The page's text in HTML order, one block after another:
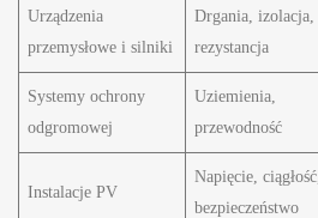
Urządzenia
przemysłowe i silniki
Drgania, izolacja,
rezystancja
Systemy ochrony
odgromowej
Uziemienia,
przewodność
Instalacje PV
Napięcie, ciągłość,
bezpieczeństwo